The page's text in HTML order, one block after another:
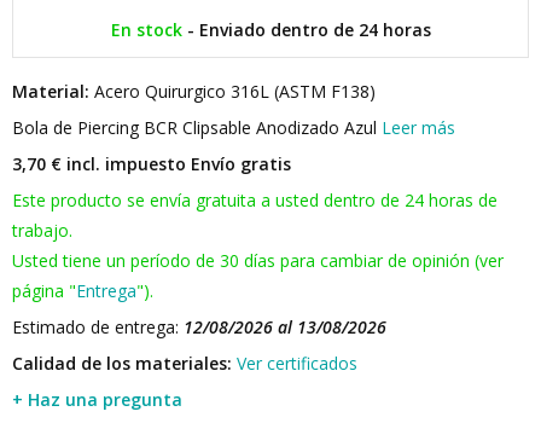
En stock- Enviado dentro de 24 horas
Material: Acero Quirurgico 316L (ASTM F138)
Bola de Piercing BCR Clipsable Anodizado Azul Leer más
3,70 € incl. impuesto Envío gratis
Este producto se envía gratuita a usted dentro de 24 horas de
trabajo.
Usted tiene un período de 30 días para cambiar de opinión (ver
página "Entrega").
Estimado de entrega: 12/08/2026 al 13/08/2026
Calidad de los materiales: Ver certificados
+ Haz una pregunta